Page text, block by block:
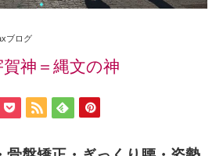
ブログ
神＝縄文の神